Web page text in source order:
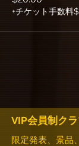
+チケット手数料
VIP会員制ク
限定発表、景品